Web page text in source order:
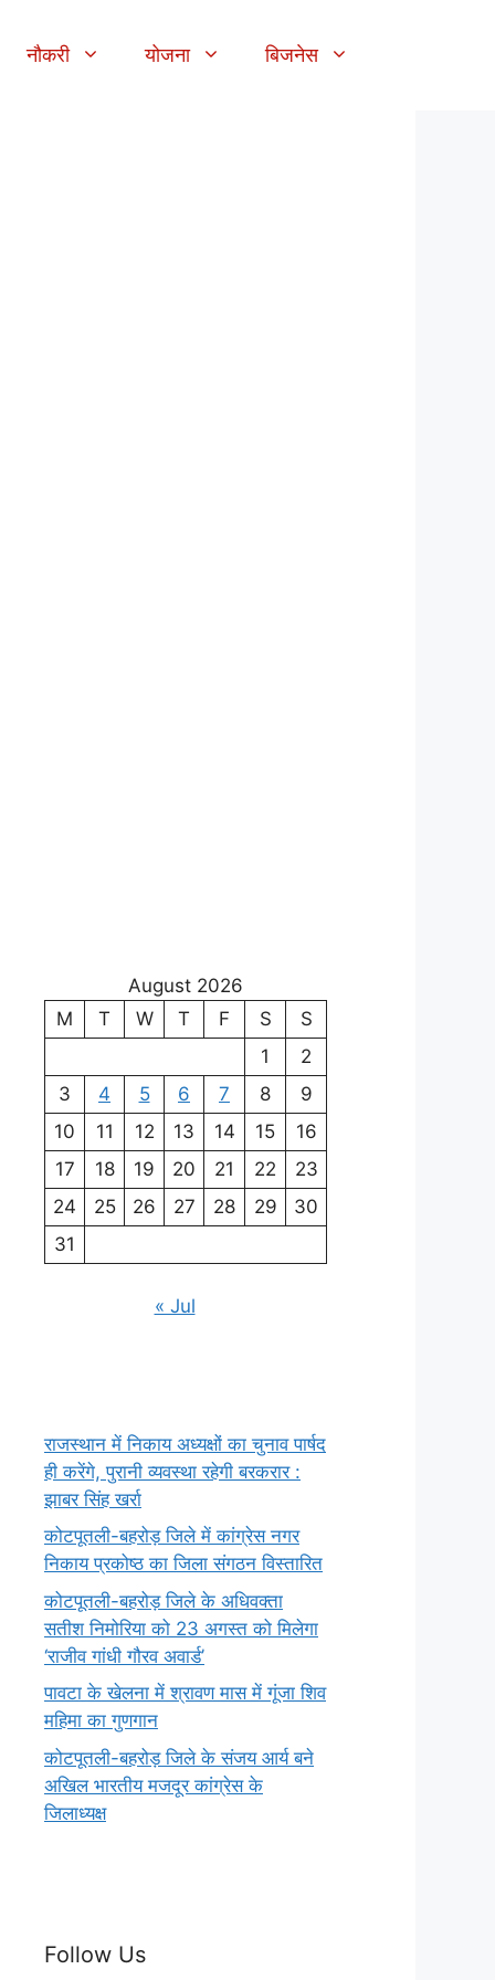
नौकरी योजना बिजनेस
August 2026
M
T W T F S
S
1
2
3
4 5 6 7 8
9
10
11 12 13 14 15
16
17
18 19 20 21 22
23
24
25 26 27 28 29
30
31
« Jul
राजस्थान में निकाय अध्यक्षों का चुनाव पार्षद
ही करेंगे, पुरानी व्यवस्था रहेगी बरकरार :
झाबर सिंह खर्रा
कोटपूतली-बहरोड़ जिले में कांग्रेस नगर
निकाय प्रकोष्ठ का जिला संगठन विस्तारित
कोटपूतली-बहरोड़ जिले के अधिवक्ता
सतीश निमोरिया को 23 अगस्त को मिलेगा
‘राजीव गांधी गौरव अवार्ड’
पावटा के खेलना में श्रावण मास में गूंजा शिव
महिमा का गुणगान
कोटपूतली-बहरोड़ जिले के संजय आर्य बने
अखिल भारतीय मजदूर कांग्रेस के
जिलाध्यक्ष
Follow Us